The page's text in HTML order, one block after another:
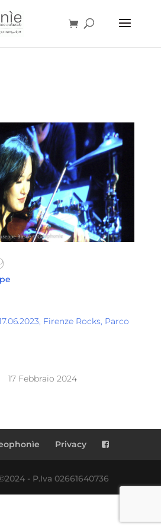
Firenze Rocks, Parco
17 Febbraio 2024
Privacy
- P.Iva 02661640736